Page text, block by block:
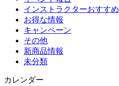
インストラクターおすすめ
お得な情報
キャンペーン
その他
新商品情報
未分類
カレンダー